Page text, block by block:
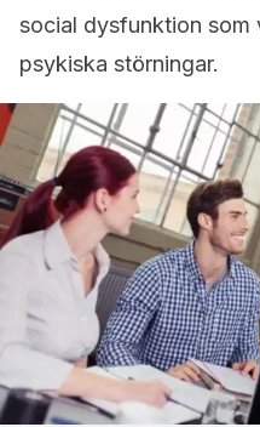
social dysfunktion som
psykiska störningar.